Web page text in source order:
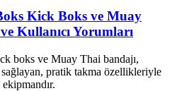
Kick Boks ve Muay
Kullanıcı Yorumları
boks ve Muay Thai bandajı,
pratik takma özellikleriyle